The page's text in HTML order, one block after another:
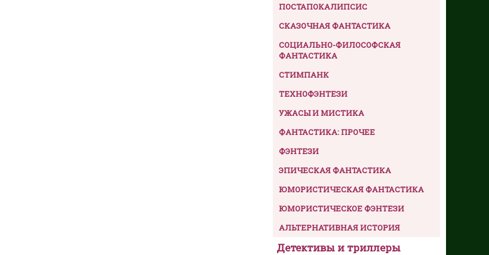
ПОСТАПОКАЛИПСИС
СКАЗОЧНАЯ ФАНТАСТИКА
СОЦИАЛЬНО-ФИЛОСОФСКАЯ
ФАНТАСТИКА
СТИМПАНК
ТЕХНОФЭНТЕЗИ
УЖАСЫ И МИСТИКА
ФАНТАСТИКА: ПРОЧЕЕ
ФЭНТЕЗИ
ЭПИЧЕСКАЯ ФАНТАСТИКА
ЮМОРИСТИЧЕСКАЯ ФАНТАСТИКА
ЮМОРИСТИЧЕСКОЕ ФЭНТЕЗИ
АЛЬТЕРНАТИВНАЯ ИСТОРИЯ
Детективы и триллеры